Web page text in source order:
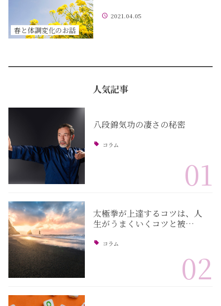
春と体調変化のお話
2021.04.05
人気記事
八段錦気功の凄さの秘密
コラム
01
太極拳が上達するコツは、人
生がうまくいくコツと被…
コラム
02